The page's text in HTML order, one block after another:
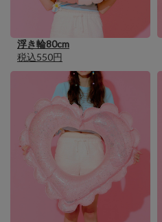
浮き輪80cm
税込550円